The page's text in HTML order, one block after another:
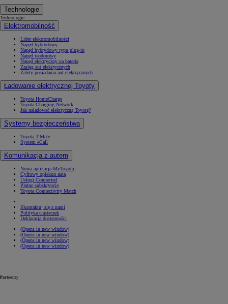
Technologie
Technologie
Elektromobilność
Lider elektromobilności
Napęd hybrydowy
Napęd hybrydowy typu plug-in
Napęd wodorowy
Napęd elektryczny na baterię
Zasięg aut elektrycznych
Zalety posiadania aut elektrycznych
Ładowanie elektrycznej Toyoty
Toyota HomeCharge
Toyota Charging Network
Jak naładować elektryczną Toyotę?
Systemy bezpieczeństwa
Toyota T-Mate
System eCall
Komunikacja z autem
Nowa aplikacja MyToyota
Cyfrowy opiekun auta
Usługi Connected
Płatne subskrypcje
Toyota Connectivity Match
Skontaktuj się z nami
Polityka ciasteczek
Deklaracja dostępności
(Opens in new window)
(Opens in new window)
(Opens in new window)
(Opens in new window)
Partnerzy